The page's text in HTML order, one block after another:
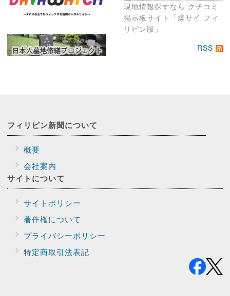
現地情報探すなら クチコミ
掲示板サイト「爆サイ フィ
リピン版」
RSS
フィリピン新聞について
概要
会社案内
サイトについて
サイトポリシー
著作権について
プライバシーポリシー
特定商取引法表記